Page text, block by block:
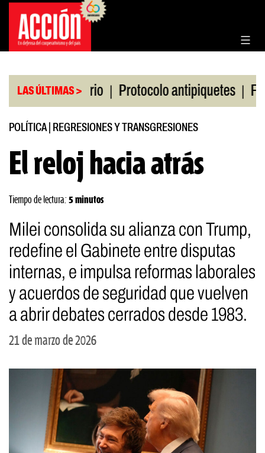
Saltar
contenido
LAS ÚLTIMAS >
de Rosario | Protocolo antipiquetes | FATE
POLÍTICA| REGRESIONES Y TRANSGRESIONES
El reloj hacia atrás
Tiempo de lectura: 5 minutos
Milei consolida su alianza con Trump,
redefine el Gabinete entre disputas
internas, e impulsa reformas laborales
y acuerdos de seguridad que vuelven
a abrir debates cerrados desde 1983.
21 de marzo de 2026